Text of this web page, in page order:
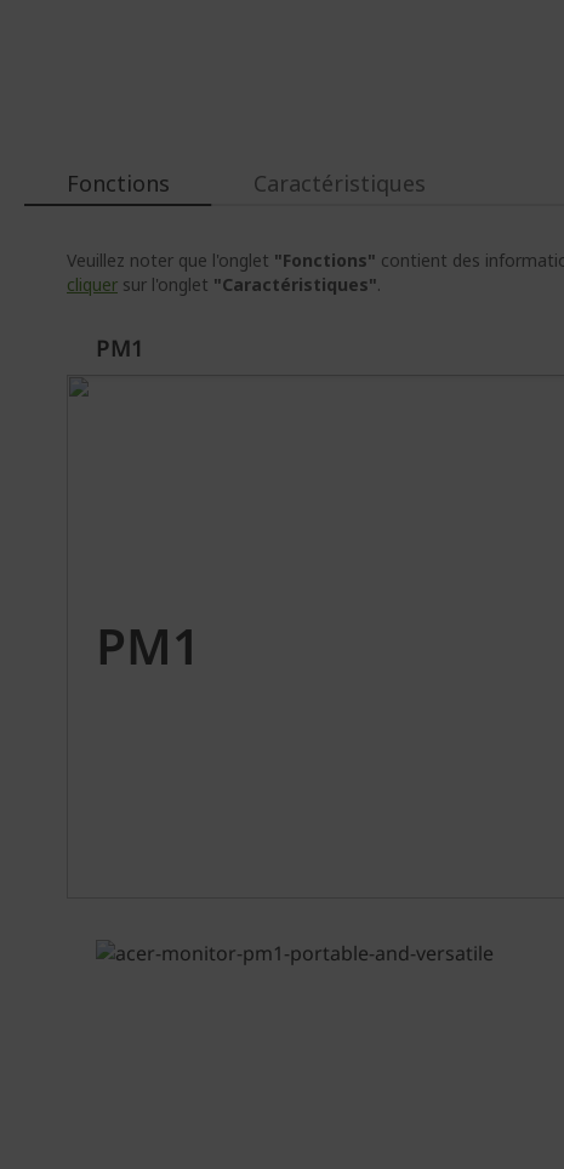
Fonctions
Veuillez noter que l'onglet "Fonctions" contient des
cliquer sur l'onglet "Caractéristiques".
Caractéristiques